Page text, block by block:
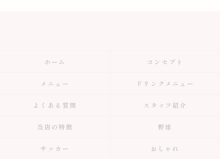
ホーム コンセプト
メニュー ドリンクメニュー
よくある質問 スタッフ紹介
当店の特徴 野球
サッカー おしゃれ